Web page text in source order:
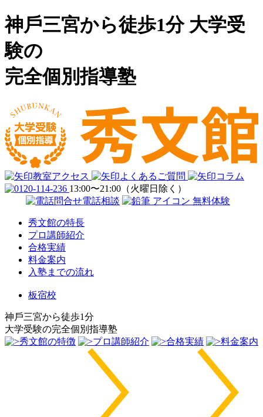
神⼾三宮から徒歩1分⼤学受
験の
完全個別指導塾
教室アクセス よくあるご質問
コラム
13:00〜21:00（火曜日除く）
電話相談
無料体験
秀文館の特長
プロ講師紹介
合格実績
料金案内
入塾までの流れ
板宿校
神⼾三宮から徒歩1分
⼤学受験の完全個別指導塾
秀文館の特徴
プロ講師紹介 合格実績 料金案内